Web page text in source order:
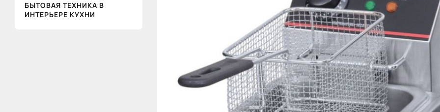
БЫТОВАЯ ТЕХНИКА В
ИНТЕРЬЕРЕ КУХНИ